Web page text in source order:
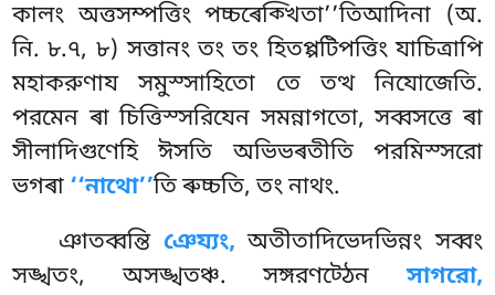
কালং অত্তসম্পত্তিং পচ্চৰেক্খিতা’’তিআদিনা (অ.
নি. ৮.৭, ৮) সত্তানং তং তং হিতপ্পটিপত্তিং যাচিত্ৰাপি
মহাকরুণায সমুস্সাহিতো তে তত্থ নিযোজেতি.
পরমেন ৰা চিত্তিস্সরিযেন সমন্নাগতো, সব্বসত্তে ৰা
সীলাদিগুণেহি ঈসতি অভিভৰতীতি পরমিস্সরো
ভগৰা ‘‘নাথো’’তি ৰুচ্চতি, তং নাথং.
ঞাতব্বন্তি ঞেয্যং, অতীতাদিভেদভিন্নং সব্বং
সঙ্খতং, অসঙ্খতঞ্চ. সঙ্গরণট্ঠেনসাগরো,